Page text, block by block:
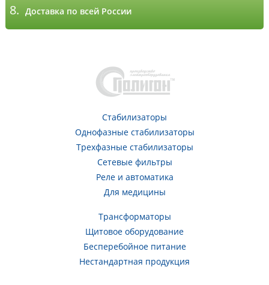
8. Доставка по всей России
Стабилизаторы
Однофазные стабилизаторы
Трехфазные стабилизаторы
Сетевые фильтры
Реле и автоматика
Для медицины
Трансформаторы
Щитовое оборудование
Бесперебойное питание
Нестандартная продукция